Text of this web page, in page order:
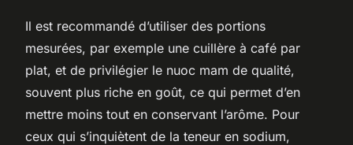
Il est recommandé d’utiliser des portions
mesurées, par exemple une cuillère à café par
plat, et de privilégier le nuoc mam de qualité,
souvent plus riche en goût, ce qui permet d’en
mettre moins tout en conservant l’arôme. Pour
ceux qui s’inquiètent de la teneur en sodium,